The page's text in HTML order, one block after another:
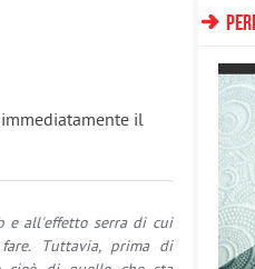
il
e all'effetto serra di cui
Tuttavia, prima di